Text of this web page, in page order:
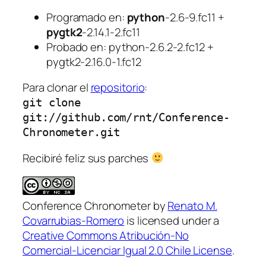
Programado en: python-2.6-9.fc11 +
pygtk2-2.14.1-2.fc11
Probado en: python-2.6.2-2.fc12 +
pygtk2-2.16.0-1.fc12
Para clonar el repositorio:
git clone
git://github.com/rnt/Conference-
Chronometer.git
Recibiré feliz sus parches
Conference ChronometerbyRenato M.
Covarrubias-Romero is licensed under a
Creative Commons Atribución-No
Comercial-Licenciar Igual 2.0 Chile License.